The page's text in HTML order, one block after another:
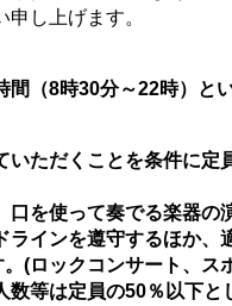
し上げます。
（8時30分～22時）と
ただくことを条件に定
口を使って奏でる楽器の
インを遵守するほか、
(ロックコンサート、ス
等は定員の50％以下と